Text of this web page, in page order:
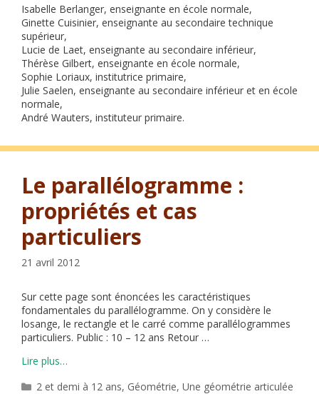
Isabelle Berlanger, enseignante en école normale,
Ginette Cuisinier, enseignante au secondaire technique
supérieur,
Lucie de Laet, enseignante au secondaire inférieur,
Thérèse Gilbert, enseignante en école normale,
Sophie Loriaux, institutrice primaire,
Julie Saelen, enseignante au secondaire inférieur et en école
normale,
André Wauters, instituteur primaire.
Le parallélogramme :
propriétés et cas
particuliers
21 avril 2012
Sur cette page sont énoncées les caractéristiques
fondamentales du parallélogramme. On y considère le
losange, le rectangle et le carré comme parallélogrammes
particuliers. Public : 10 – 12 ans Retour …
Lire plus…
Catégories
2 et demi à 12 ans, Géométrie,Une géométrie articulée